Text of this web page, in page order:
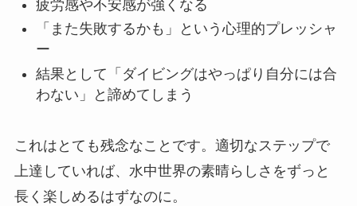
疲労感や不安感が強くなる
「また失敗するかも」という心理的プレッシャ
ー
結果として「ダイビングはやっぱり自分には合
わない」と諦めてしまう
これはとても残念なことです。適切なステップで
上達していれば、水中世界の素晴らしさをずっと
長く楽しめるはずなのに。